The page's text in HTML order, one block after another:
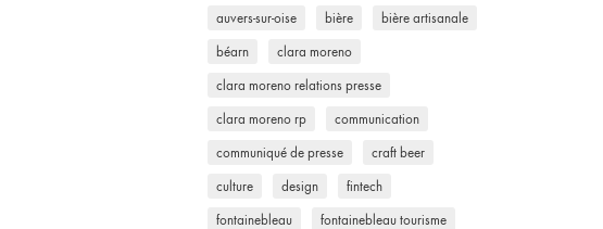
auvers-sur-oise bière bière artisanale
béarn clara moreno
clara moreno relations presse
clara moreno rp communication
communiqué de presse craft beer
culture design fintech
fontainebleau fontainebleau tourisme